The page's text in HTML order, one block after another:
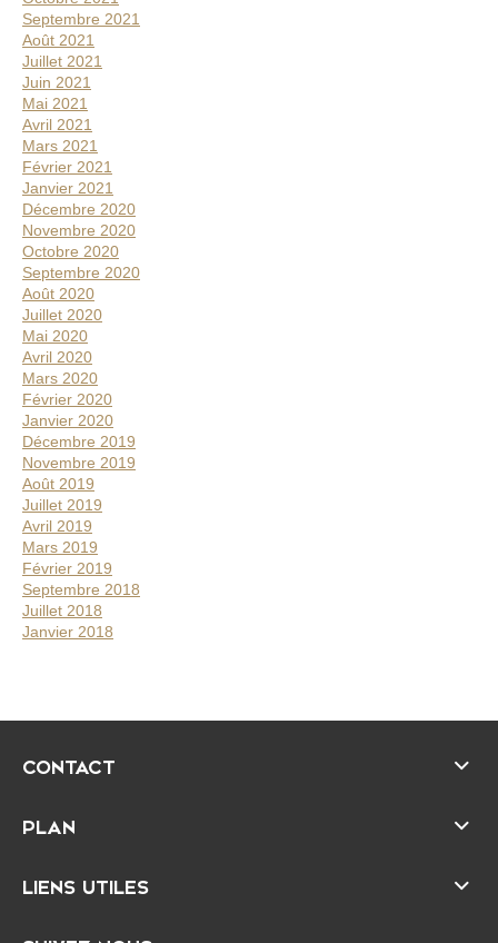
Septembre 2021
Août 2021
Juillet 2021
Juin 2021
Mai 2021
Avril 2021
Mars 2021
Février 2021
Janvier 2021
Décembre 2020
Novembre 2020
Octobre 2020
Septembre 2020
Août 2020
Juillet 2020
Mai 2020
Avril 2020
Mars 2020
Février 2020
Janvier 2020
Décembre 2019
Novembre 2019
Août 2019
Juillet 2019
Avril 2019
Mars 2019
Février 2019
Septembre 2018
Juillet 2018
Janvier 2018
CONTACT
PLAN
LIENS UTILES